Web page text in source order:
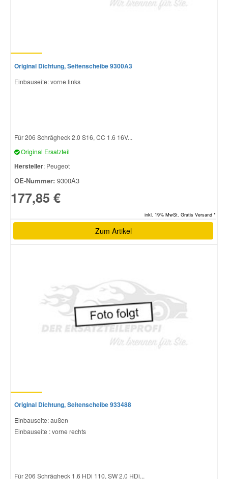
Original Dichtung, Seitenscheibe 9300A3
Einbauseite: vorne links
Für 206 Schrägheck 2.0 S16, CC 1.6 16V...
Original Ersatzteil
Hersteller: Peugeot
OE-Nummer: 9300A3
177,85 €
inkl. 19% MwSt. Gratis Versand *
Zum Artikel
Original Dichtung, Seitenscheibe 933488
Einbauseite: außen
Einbauseite : vorne rechts
Für 206 Schrägheck 1.6 HDi 110, SW 2.0 HDi...